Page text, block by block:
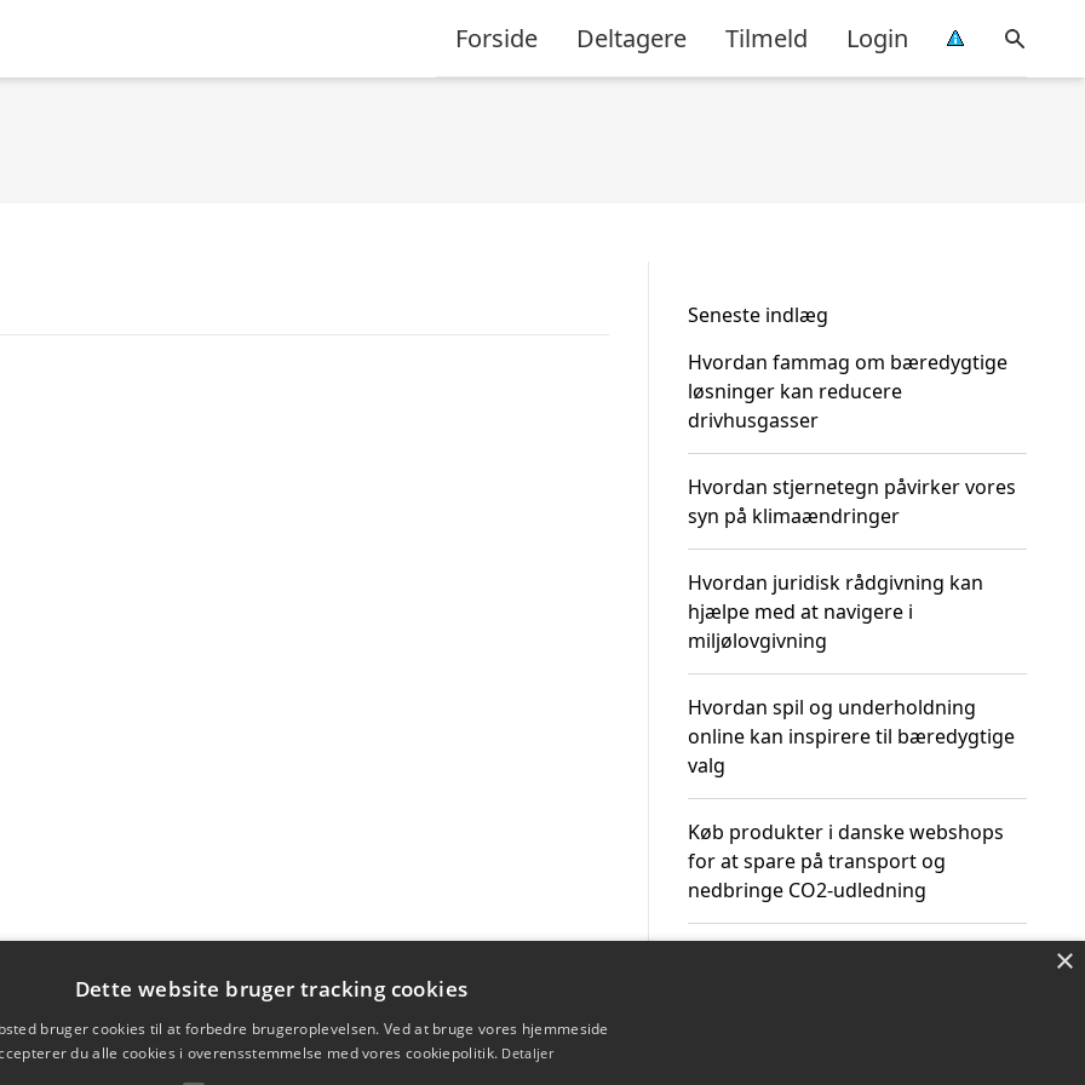
Forside Deltagere Tilmeld Login
Seneste indlæg
Hvordan fammag om bæredygtige
løsninger kan reducere
drivhusgasser
Hvordan stjernetegn påvirker vores
syn på klimaændringer
Hvordan juridisk rådgivning kan
hjælpe med at navigere i
miljølovgivning
Hvordan spil og underholdning
online kan inspirere til bæredygtige
valg
Køb produkter i danske webshops
for at spare på transport og
nedbringe CO2-udledning
×
Dette website bruger tracking cookies
bruger cookies til at forbedre brugeroplevelsen. Ved at bruge vores hjemmeside
du alle cookies i overensstemmelse med vores cookiepolitik. Detaljer